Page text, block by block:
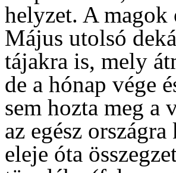
helyzet. A magok
Május utolsó
tájakra is, mely
de a hónap vége
sem hozta meg a
az egész
eleje óta